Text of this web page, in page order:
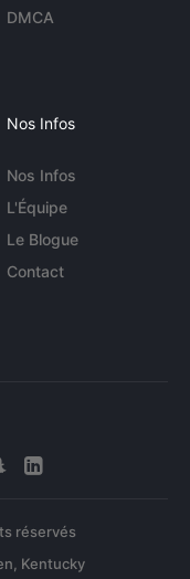
DMCA
Nos Infos
Nos Infos
L'Équipe
Le Blogue
Contact
réservés